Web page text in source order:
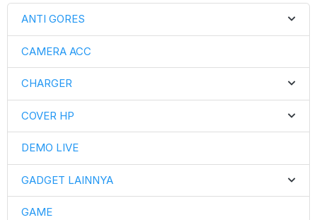
ANTI GORES
CAMERA ACC
CHARGER
COVER HP
DEMO LIVE
GADGET LAINNYA
GAME